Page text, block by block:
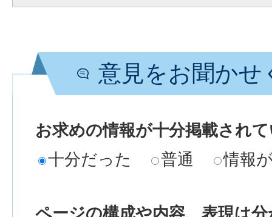
意見をお聞かせ
お求めの情報が十分掲載され
十分だった
普通 情報
ページの構成や内容、表現は